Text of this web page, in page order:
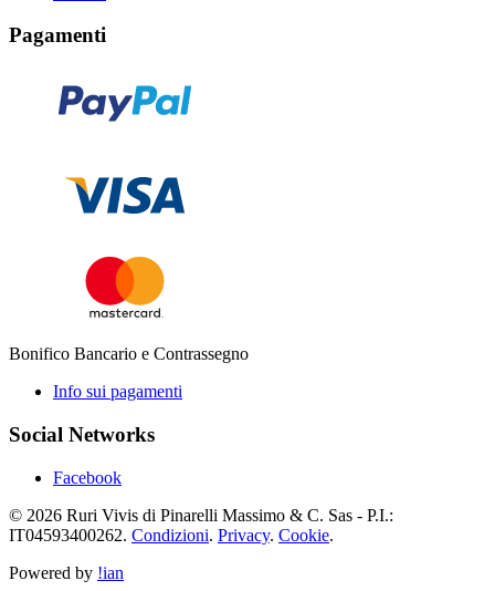
Pagamenti
Bonifico Bancario e Contrassegno
Info sui pagamenti
Social Networks
Facebook
© 2026 Ruri Vivis di Pinarelli Massimo & C. Sas - P.I.:
IT04593400262. Condizioni. Privacy. Cookie.
Powered by !ian